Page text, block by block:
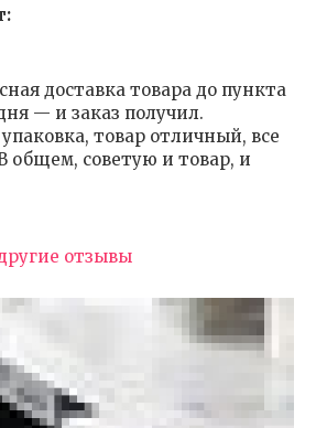
доставка товара до пункта
— и заказ получил.
товар отличный, все
общем, советую и товар, и
отзывы